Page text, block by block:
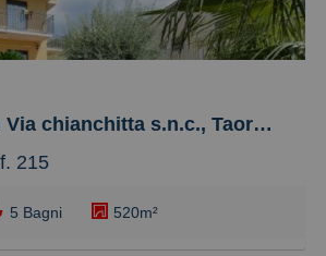
chianchitta s.n.c., Taormina
215
5 Bagni 520m²